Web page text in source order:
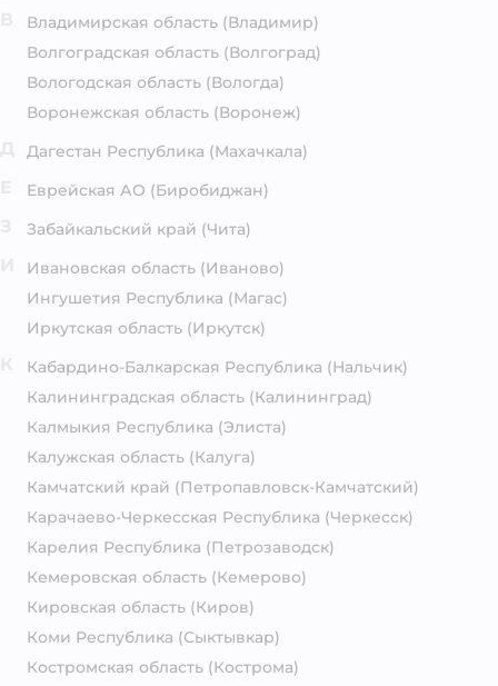
Владимирская область (Владимир)
Волгоградская область (Волгоград)
Вологодская область (Вологда)
Воронежская область (Воронеж)
Дагестан Республика (Махачкала)
Еврейская АО (Биробиджан)
Забайкальский край (Чита)
Ивановская область (Иваново)
Ингушетия Республика (Магас)
Иркутская область (Иркутск)
Кабардино-Балкарская Республика (Нальчик)
Калининградская область (Калининград)
Калмыкия Республика (Элиста)
Калужская область (Калуга)
Камчатский край (Петропавловск-Камчатский)
Карачаево-Черкесская Республика (Черкесск)
Карелия Республика (Петрозаводск)
Кемеровская область (Кемерово)
Кировская область (Киров)
Коми Республика (Сыктывкар)
Костромская область (Кострома)